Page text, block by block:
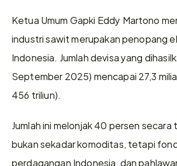
Ketua Umum Gapki Eddy Martono
industri sawit merupakan penopang
Indonesia. Jumlah devisa yang
September 2025) mencapai 27,3
456 triliun).
Jumlah ini melonjak 40 persen secara
bukan sekadar komoditas, tetapi
perdagangan Indonesia, dan